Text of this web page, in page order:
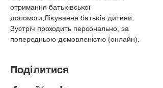
отримання батьківської
допомоги;Лікування батьків дитини.
Зустріч проходить персонально, за
попередньою домовленістю (онлайн).
Поділитися